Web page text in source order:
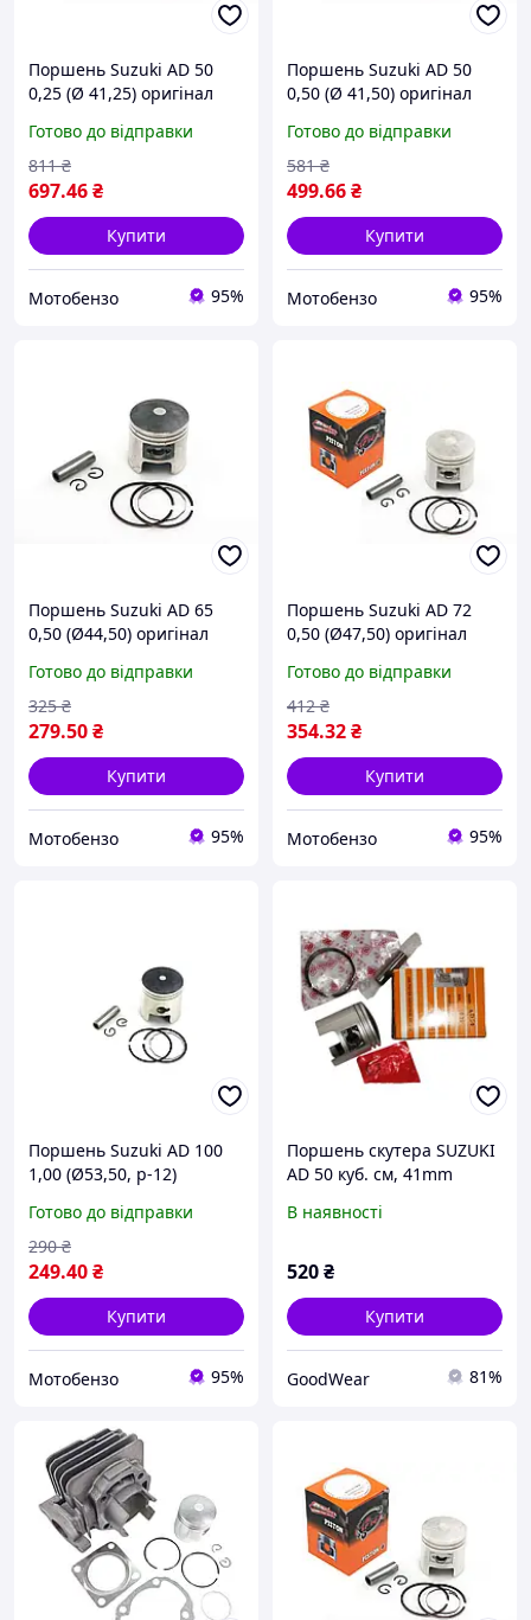
Поршень Suzuki AD 50
0,25 (Ø 41,25) оригінал
Готово до відправки
697.46₴
811 ₴
Купити
Мотобензо 95%
Поршень Suzuki AD 50
0,50 (Ø 41,50) оригінал
Готово до відправки
499.66₴
581 ₴
Купити
Мотобензо 95%
Поршень Suzuki AD 65
0,50 (Ø44,50) оригінал
Готово до відправки
279.50₴
325 ₴
Купити
Мотобензо 95%
Поршень Suzuki AD 72
0,50 (Ø47,50) оригінал
Готово до відправки
354.32₴
412 ₴
Купити
Мотобензо 95%
Поршень Suzuki AD 100
1,00 (Ø53,50, p-12)
Готово до відправки
249.40₴
290 ₴
Купити
Мотобензо 95%
Поршень скутера SUZUKI
AD 50 куб. см, 41mm
В наявності
520₴
Купити
GoodWear 81%